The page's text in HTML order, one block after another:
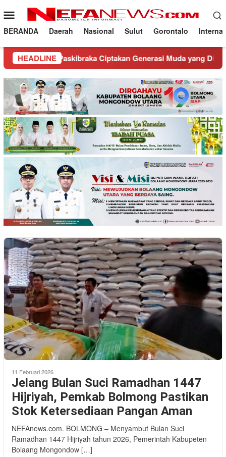
ke
konten
Menu
Mobile
BERANDA Daerah Nasional Sulut Gorontalo
HEADLINE
Paskibraka Ciptakan Generasi Muda yang Disiplin dan
11 Februari 2026
Jelang Bulan Suci Ramadhan 1447
Hijriyah, Pemkab Bolmong Pastikan
Stok Ketersediaan Pangan Aman
NEFAnews.com. BOLMONG – Menyambut Bulan Suci
Ramadhan 1447 Hijriyah tahun 2026, Pemerintah Kabupeten
Bolaang Mongondow […]